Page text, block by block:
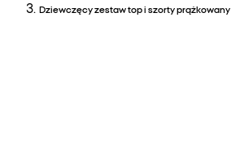
Dziewczęcy zestaw top i szorty prążkowany